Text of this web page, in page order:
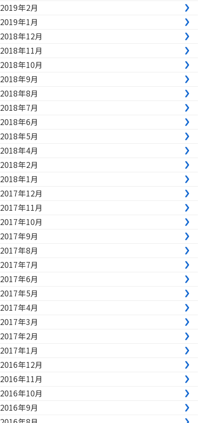
2019年2月
2019年1月
2018年12月
2018年11月
2018年10月
2018年9月
2018年8月
2018年7月
2018年6月
2018年5月
2018年4月
2018年2月
2018年1月
2017年12月
2017年11月
2017年10月
2017年9月
2017年8月
2017年7月
2017年6月
2017年5月
2017年4月
2017年3月
2017年2月
2017年1月
2016年12月
2016年11月
2016年10月
2016年9月